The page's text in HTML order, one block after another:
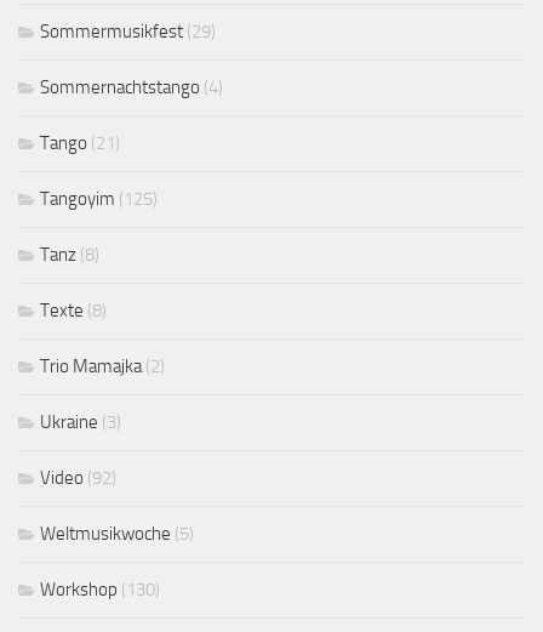
Sommermusikfest (29)
Sommernachtstango (4)
Tango (21)
Tangoyim (125)
Tanz (8)
Texte (8)
Trio Mamajka(2)
Ukraine (3)
Video (92)
Weltmusikwoche (5)
Workshop (130)